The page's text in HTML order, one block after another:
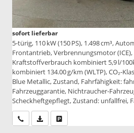
sofort lieferbar
5-türig, 110 kW (150 PS), 1.498 cm³,
Frontantrieb, Verbrennungsmotor (ICE),
Kraftstoffverbrauch kombiniert 5,9 l/
kombiniert 134.00 g/km (WLTP), CO₂-
Blue Metallic, Zustand, Fahrfähigkeit:
Fahrzeuggarantie, Nichtraucher-
Scheckheftgepflegt, Zustand: unfallfrei,
Wir rufen Sie anPDF-Datei, Fahrzeugexposé